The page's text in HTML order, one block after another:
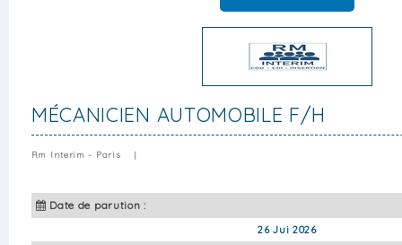
MÉCANICIEN AUTOMOBILE F/H
Rm Interim - Paris |
Date de parution :
26 Jui 2026